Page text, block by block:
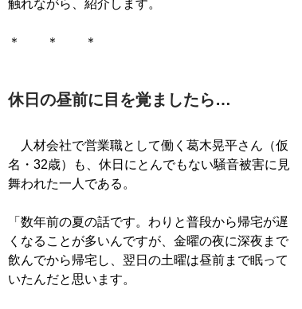
触れながら、紹介します。
＊ ＊ ＊
休日の昼前に目を覚ましたら…
人材会社で営業職として働く葛木晃平さん（仮
名・32歳）も、休日にとんでもない騒音被害に見
舞われた一人である。
「数年前の夏の話です。わりと普段から帰宅が遅
くなることが多いんですが、金曜の夜に深夜まで
飲んでから帰宅し、翌日の土曜は昼前まで眠って
いたんだと思います。